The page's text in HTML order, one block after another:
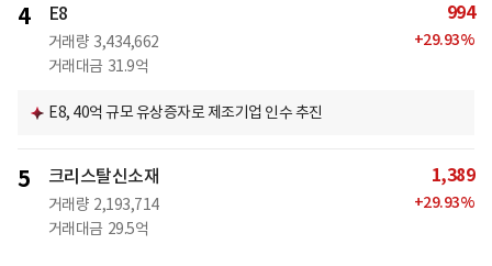
4 E8
거래량 3,434,662
거래대금 31.9억
994
+29.93%
E8, 40억 규모 유상증자로 제조기업 인수 추진
5 크리스탈신소재
거래량 2,193,714
거래대금 29.5억
1,389
+29.93%